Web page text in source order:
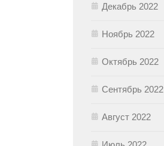
Декабрь 2022
Ноябрь 2022
Октябрь 2022
Сентябрь 2022
Август 2022